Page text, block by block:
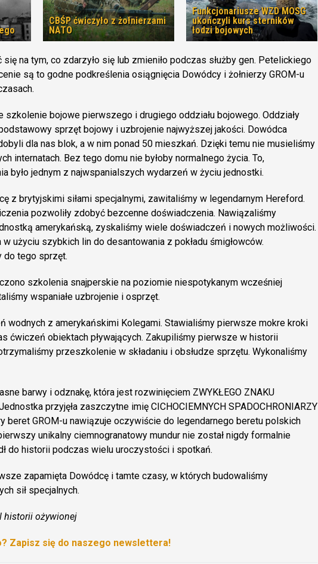
CBŚP ćwiczyło z żołnierzami
NATO
Funkcjonariusze WZD MOSG
ukończyli kurs sterników
łodzi bojowych
się na tym, co zdarzyło się lub zmieniło podczas służby gen. Petelickiego
są to godne podkreślenia osiągnięcia Dowódcy i żołnierzy GROM-u
szkolenie bojowe pierwszego i drugiego oddziału bojowego. Oddziały
sprzęt bojowy i uzbrojenie najwyższej jakości. Dowódca
dla nas blok, a w nim ponad 50 mieszkań. Dzięki temu nie musieliśmy
internatach. Bez tego domu nie byłoby normalnego życia. To,
było jednym z najwspanialszych wydarzeń w życiu jednostki.
z brytyjskimi siłami specjalnymi, zawitaliśmy w legendarnym Hereford.
pozwoliły zdobyć bezcenne doświadczenia. Nawiązaliśmy
amerykańską, zyskaliśmy wiele doświadczeń i nowych możliwości.
użyciu szybkich lin do desantowania z pokładu śmigłowców.
do tego sprzęt.
szkolenia snajperskie na poziomie niespotykanym wcześniej
wspaniałe uzbrojenie i osprzęt.
wodnych z amerykańskimi Kolegami. Stawialiśmy pierwsze mokre kroki
ćwiczeń obiektach pływających. Zakupiliśmy pierwsze w historii
przeszkolenie w składaniu i obsłudze sprzętu. Wykonaliśmy
barwy i odznakę, która jest rozwinięciem ZWYKŁEGO ZNAKU
przyjęła zaszczytne imię CICHOCIEMNYCH SPADOCHRONIARZY
beret GROM-u nawiązuje oczywiście do legendarnego beretu polskich
unikalny ciemnogranatowy mundur nie został nigdy formalnie
do historii podczas wielu uroczystości i spotkań.
zapamięta Dowódcę i tamte czasy, w których budowaliśmy
sił specjalnych.
historii ożywionej
Zapisz się do naszego newslettera!